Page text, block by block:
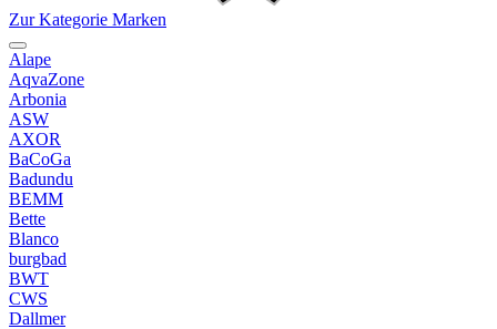
Zur Kategorie Marken
Alape
AqvaZone
Arbonia
ASW
AXOR
BaCoGa
Badundu
BEMM
Bette
Blanco
burgbad
BWT
CWS
Dallmer